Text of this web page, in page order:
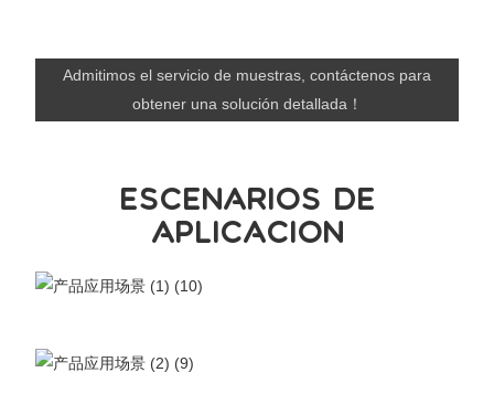
Admitimos el servicio de muestras, contáctenos para
obtener una solución detallada！
ESCENARIOS DE
APLICACIÓN